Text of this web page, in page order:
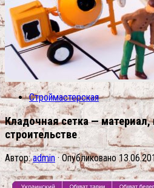
Строймастерская
Кладочная сетка —
строительстве
Автор:admin · Опубликовано